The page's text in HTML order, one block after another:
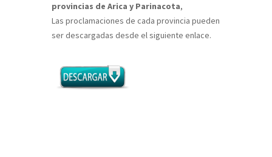
provincias de Arica y Parinacota,
Las proclamaciones de cada provincia pueden
ser descargadas desde el siguiente enlace.